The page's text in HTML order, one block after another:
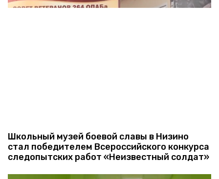
Школьный музей боевой славы в Низино
стал победителем Всероссийского конкурса
следопытских работ «Неизвестный солдат»